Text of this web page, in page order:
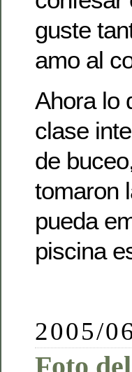
guste
amo al
Ahora lo
clase
de
tomaron
pueda
piscina
2005/